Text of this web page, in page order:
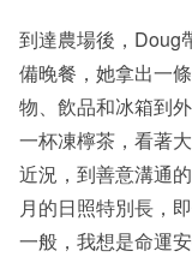
到達農場後，Doug
備晚餐，她拿出一
物、飲品和冰箱到
一杯凍檸茶，看著
近況，到善意溝通
月的日照特別長，
一般，我想是命運